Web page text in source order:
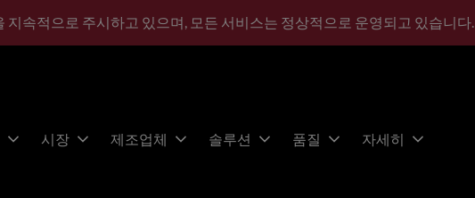
지속적으로 주시하고 있으며, 모든 서비스는 정상적으로 운영되고 있습니다.
시장 제조업체 솔루션 품질 자세히